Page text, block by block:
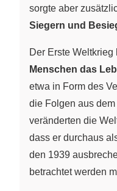
sorgte aber
Siegern und
Der Erste Weltkrieg
Menschen das
etwa in Form des
die Folgen aus
veränderten die
dass er durchaus
den 1939
betrachtet werden